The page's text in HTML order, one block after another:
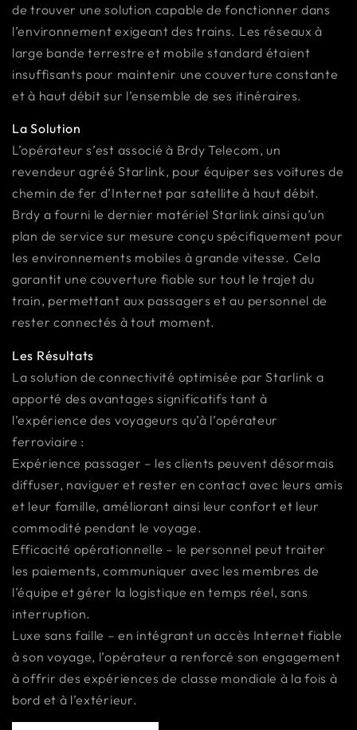
de trouver une solution capable de fonctionner dans
l’environnement exigeant des trains. Les réseaux à
large bande terrestre et mobile standard étaient
insuffisants pour maintenir une couverture constante
et à haut débit sur l’ensemble de ses itinéraires.
La Solution
L’opérateur s’est associé à Brdy Telecom, un
revendeur agréé Starlink, pour équiper ses voitures de
chemin de fer d’Internet par satellite à haut débit.
Brdy a fourni le dernier matériel Starlink ainsi qu’un
plan de service sur mesure conçu spécifiquement pour
les environnements mobiles à grande vitesse. Cela
garantit une couverture fiable sur tout le trajet du
train, permettant aux passagers et au personnel de
rester connectés à tout moment.
Les Résultats
La solution de connectivité optimisée par Starlink a
apporté des avantages significatifs tant à
l’expérience des voyageurs qu’à l’opérateur
ferroviaire :
Expérience passager – les clients peuvent désormais
diffuser, naviguer et rester en contact avec leurs amis
et leur famille, améliorant ainsi leur confort et leur
commodité pendant le voyage.
Efficacité opérationnelle – le personnel peut traiter
les paiements, communiquer avec les membres de
l’équipe et gérer la logistique en temps réel, sans
interruption.
Luxe sans faille – en intégrant un accès Internet fiable
à son voyage, l’opérateur a renforcé son engagement
à offrir des expériences de classe mondiale à la fois à
bord et à l’extérieur.